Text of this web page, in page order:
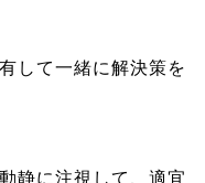
して一緒に解決策を
静に注視して、適宜